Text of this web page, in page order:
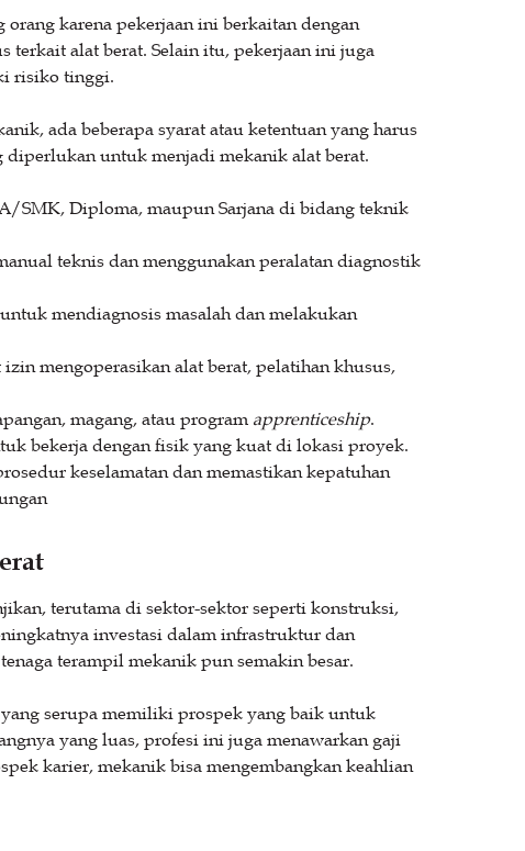
karena pekerjaan ini berkaitan dengan
terkait alat berat. Selain itu, pekerjaan ini juga
risiko tinggi.
ada beberapa syarat atau ketentuan yang harus
untuk menjadi mekanik alat berat.
SMK, Diploma, maupun Sarjana di bidang teknik
teknis dan menggunakan peralatan diagnostik
mendiagnosis masalah dan melakukan
mengoperasikan alat berat, pelatihan khusus,
magang, atau program apprenticeship.
bekerja dengan fisik yang kuat di lokasi proyek.
keselamatan dan memastikan kepatuhan
terutama di sektor-sektor seperti konstruksi,
investasi dalam infrastruktur dan
terampil mekanik pun semakin besar.
serupa memiliki prospek yang baik untuk
yang luas, profesi ini juga menawarkan gaji
karier, mekanik bisa mengembangkan keahlian